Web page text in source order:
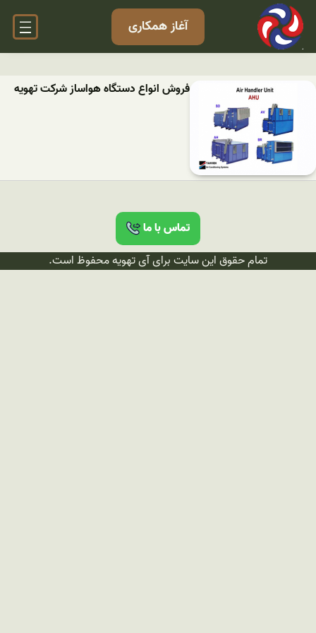
آغاز همکاری
فروش انواع دستگاه هواساز شرکت تهویه
تماس با ما
تمام حقوق این سایت برای آی تهویه محفوظ است.